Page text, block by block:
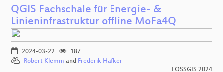
QGIS Fachschale für Energie- &
Linieninfrastruktur offline MoFa4Q
2024-03-22
187
Robert Klemm and Frederik Häfker
FOSSGIS 2024